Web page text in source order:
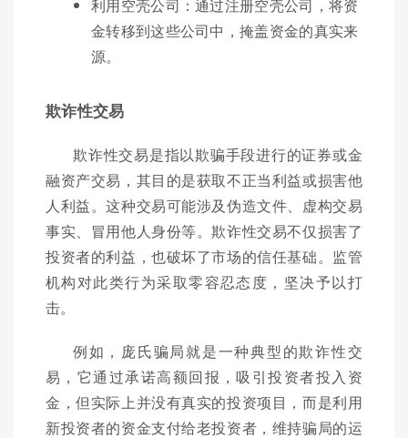
利用空壳公司：通过注册空壳公司，将资
金转移到这些公司中，掩盖资金的真实来
源。
欺诈性交易
欺诈性交易是指以欺骗手段进行的证券或金
融资产交易，其目的是获取不正当利益或损害他
人利益。这种交易可能涉及伪造文件、虚构交易
事实、冒用他人身份等。欺诈性交易不仅损害了
投资者的利益，也破坏了市场的信任基础。监管
机构对此类行为采取零容忍态度，坚决予以打
击。
例如，庞氏骗局就是一种典型的欺诈性交
易，它通过承诺高额回报，吸引投资者投入资
金，但实际上并没有真实的投资项目，而是利用
新投资者的资金支付给老投资者，维持骗局的运